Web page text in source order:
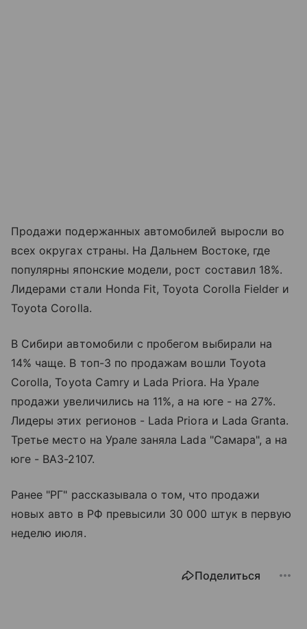
Продажи подержанных автомобилей выросли во
всех округах страны. На Дальнем Востоке, где
популярны японские модели, рост составил 18%.
Лидерами стали Honda Fit, Toyota Corolla Fielder и
Toyota Corolla.
В Сибири автомобили с пробегом выбирали на
14% чаще. В топ-3 по продажам вошли Toyota
Corolla, Toyota Camry и Lada Priora. На Урале
продажи увеличились на 11%, а на юге - на 27%.
Лидеры этих регионов - Lada Priora и Lada Granta.
Третье место на Урале заняла Lada "Самара", а на
юге - ВАЗ-2107.
Ранее "РГ" рассказывала о том, что продажи
новых авто в РФ превысили 30 000 штук в первую
неделю июля.
Поделиться